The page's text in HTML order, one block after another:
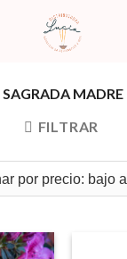
SAGRADA MADRE
FILTRAR